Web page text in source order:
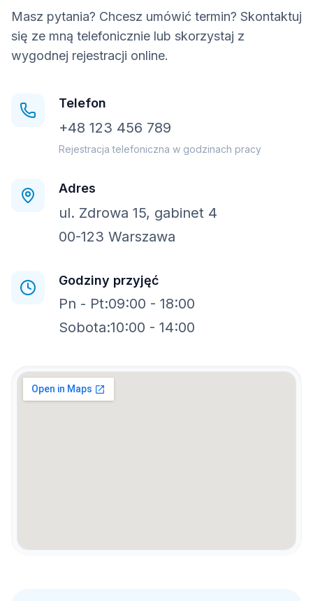
Masz pytania? Chcesz umówić termin? Skontaktuj
się ze mną telefonicznie lub skorzystaj z
wygodnej rejestracji online.
Telefon
+48 123 456 789
Rejestracja telefoniczna w godzinach pracy
Adres
ul. Zdrowa 15, gabinet 4
00-123 Warszawa
Godziny przyjęć
Pn - Pt:09:00 - 18:00
Sobota:10:00 - 14:00